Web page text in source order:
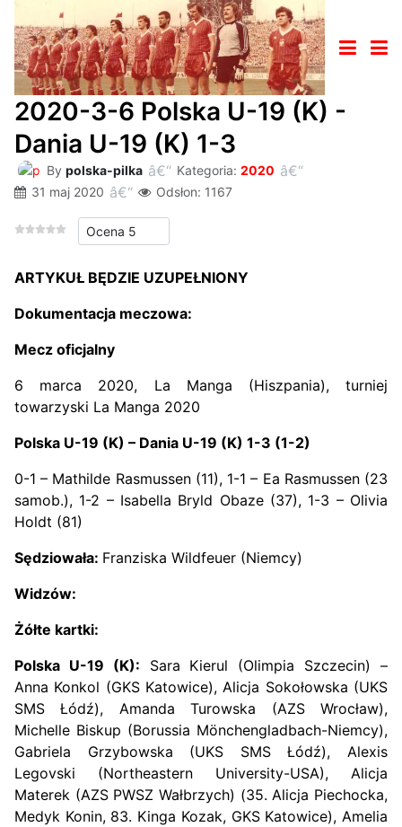
2020-3-6 Polska U-19 (K) -
Dania U-19 (K) 1-3
By polska-pilka Kategoria: 2020
31 maj 2020
Odsłon: 1167
Proszę, oceń
ARTYKUŁ BĘDZIE UZUPEŁNIONY
Dokumentacja meczowa:
Mecz oficjalny
6 marca 2020, La Manga (Hiszpania), turniej
towarzyski La Manga 2020
Polska U-19 (K) – Dania U-19 (K) 1-3 (1-2)
0-1 – Mathilde Rasmussen (11), 1-1 – Ea Rasmussen (23
samob.), 1-2 – Isabella Bryld Obaze (37), 1-3 – Olivia
Holdt (81)
Sędziowała: Franziska Wildfeuer (Niemcy)
Widzów:
Żółte kartki:
Polska U-19 (K): Sara Kierul (Olimpia Szczecin) –
Anna Konkol (GKS Katowice), Alicja Sokołowska (UKS
SMS Łódź), Amanda Turowska (AZS Wrocław),
Michelle Biskup (Borussia Mönchengladbach-Niemcy),
Gabriela Grzybowska (UKS SMS Łódź), Alexis
Legovski (Northeastern University-USA), Alicja
Materek (AZS PWSZ Wałbrzych) (35. Alicja Piechocka,
Medyk Konin, 83. Kinga Kozak, GKS Katowice), Amelia